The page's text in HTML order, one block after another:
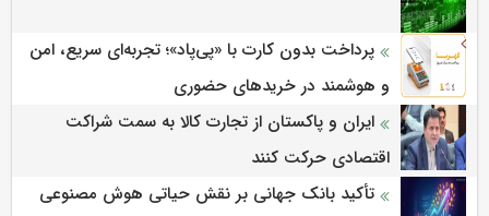
پرداخت بدون کارت با «پی‌پاد»؛ تجربه‌ای سریع، امن
و هوشمند در خریدهای حضوری
ایران و پاکستان از تجارت کالا به سمت شراکت
اقتصادی حرکت کنند
تأکید بانک جهانی بر نقش حیاتی هوش مصنوعی